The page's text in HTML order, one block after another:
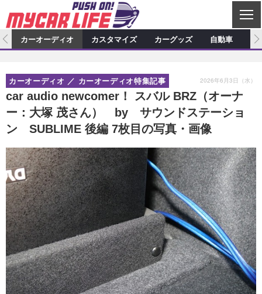
C
L
S
E
カーオーディオ
プロショップ検索 ショップ訪問記
カーオーディオニュース デモカー製作記
その他
カスタマイズ特集記事 カスタマイズ新製品情報
カスタマイズニュース
カーグッズ
カーグッズ特集記事 カーグッズ新製品情報
カーグッズニュース
自動車
スクープ
カーオーディオ カスタマイズ カーグッズ 自動車
car audio newcomer！ スバル BRZ（オーナ
ー：大塚 茂さん） by サウンドステーショ
ン SUBLIME 後編 7枚目の写真・画像
カーオーディオ カーオーディオ特集記事 2026年6月3日（水）